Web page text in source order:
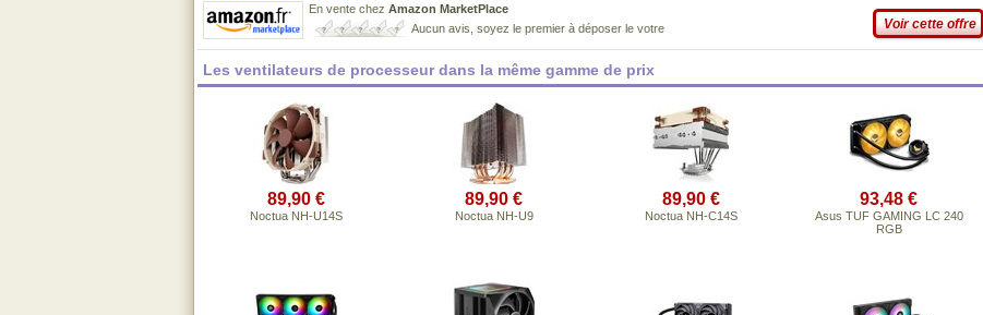
En vente chez Amazon MarketPlace
Aucun avis, soyez le premier à déposer le votre
Voir cette offre
Les ventilateurs de processeur dans la même gamme de prix
89,90 €
Noctua NH-U14S
89,90 €
Noctua NH-U9
89,90 €
Noctua NH-C14S
93,48 €
Asus TUF GAMING LC 240
RGB